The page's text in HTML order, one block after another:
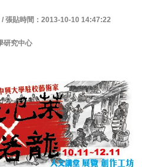
張貼時間：2013-10-10 14:47:22
研究中心